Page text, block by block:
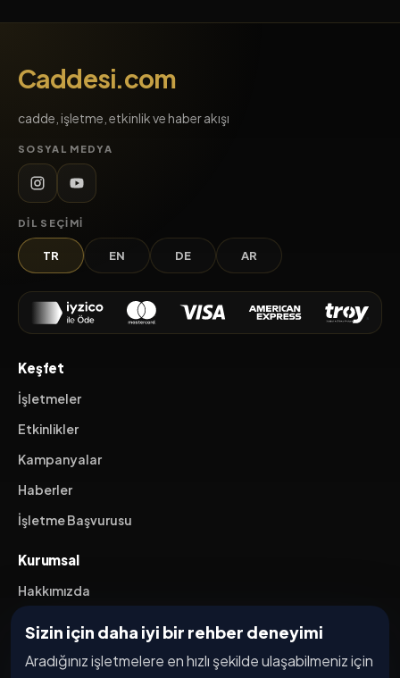
Sizin için daha iyi bir rehber deneyimi
Aradığınız işletmelere en hızlı şekilde ulaşabilmeniz için
Caddesi.com
cadde, işletme, etkinlik ve haber akışı
SOSYAL MEDYA
DIL SEÇIMI
TR EN DE AR
Keşfet
İşletmeler
Etkinlikler
Kampanyalar
Haberler
İşletme Başvurusu
Kurumsal
Hakkımızda
Yasal